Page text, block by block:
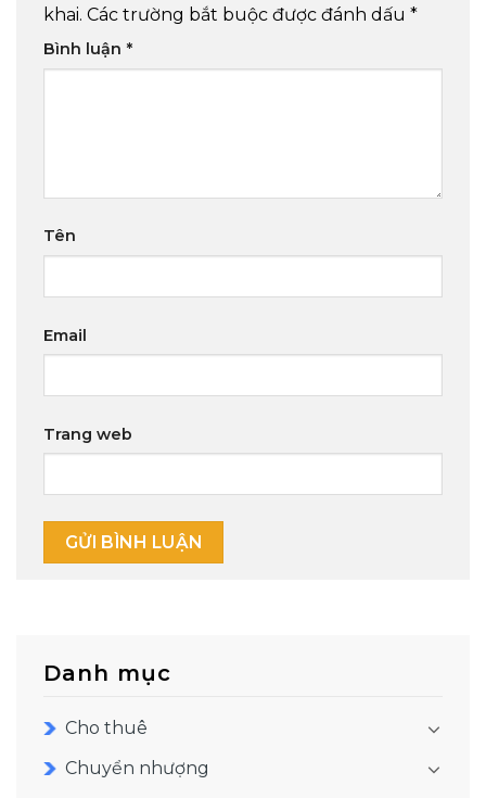
khai. Các trường bắt buộc được đánh dấu *
Bình luận *
Tên
Email
Trang web
Danh mục
Cho thuê
Chuyển nhượng